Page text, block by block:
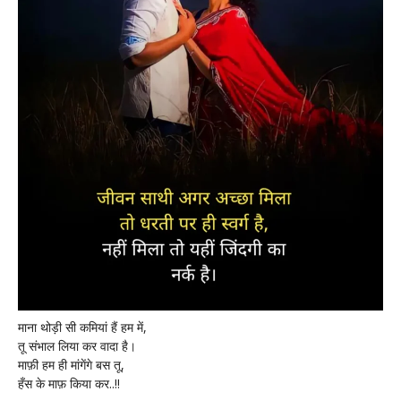
माना थोड़ी सी कमियां हैं हम में,
तू संभाल लिया कर वादा है।
माफ़ी हम ही मांगेंगे बस तू,
हँस के माफ़ किया कर..!!